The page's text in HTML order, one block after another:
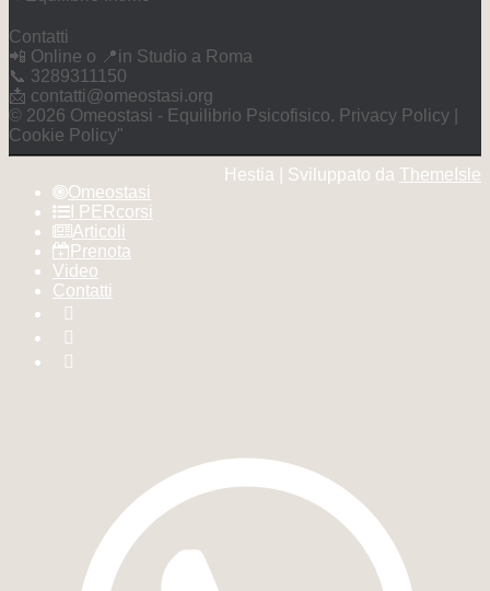
Contatti
📲 Online o 📍in Studio a Roma
📞 3289311150
📩 contatti@omeostasi.org
©️ 2026 Omeostasi - Equilibrio Psicofisico. Privacy Policy |
Cookie Policy"
Omeostasi
I PERcorsi
Articoli
Prenota
Video
Contatti
Hestia | Sviluppato da ThemeIsle